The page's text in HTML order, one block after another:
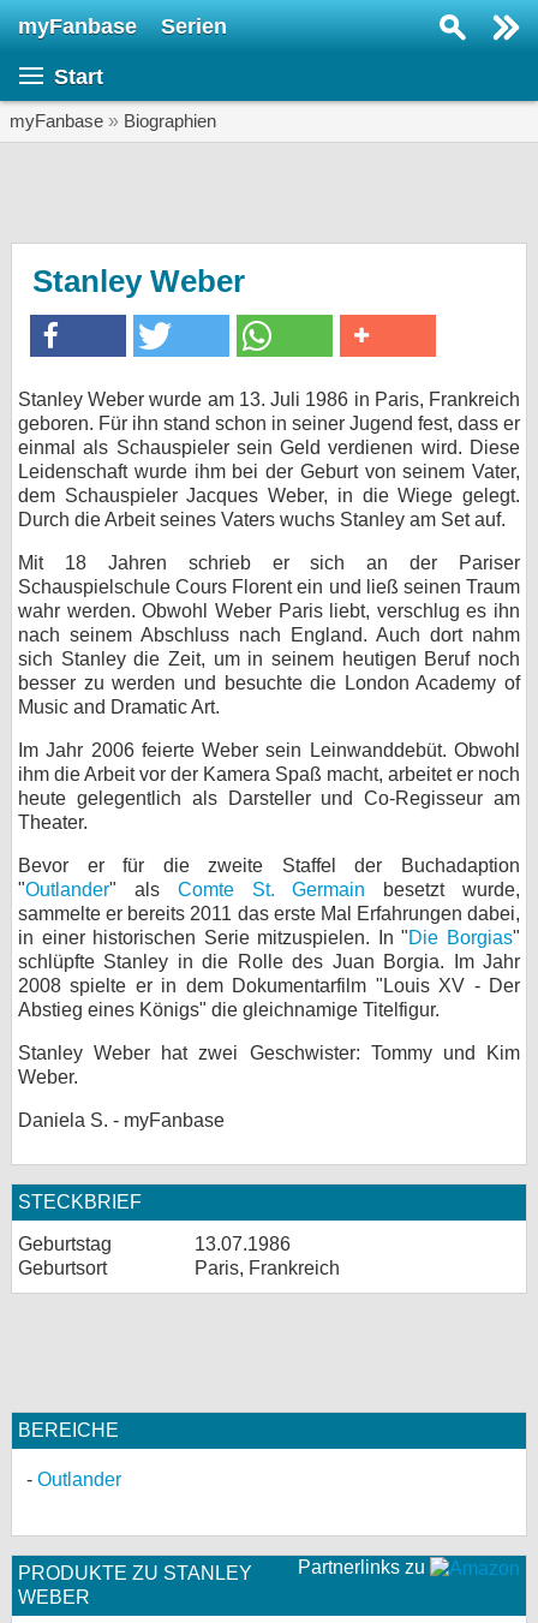
myFanbase Serien
Start
myFanbase » Biographien
Stanley Weber
Stanley Weber wurde am 13. Juli 1986 in Paris, Frankreich
geboren. Für ihn stand schon in seiner Jugend fest, dass er
einmal als Schauspieler sein Geld verdienen wird. Diese
Leidenschaft wurde ihm bei der Geburt von seinem Vater,
dem Schauspieler Jacques Weber, in die Wiege gelegt.
Durch die Arbeit seines Vaters wuchs Stanley am Set auf.
Mit 18 Jahren schrieb er sich an der Pariser
Schauspielschule Cours Florent ein und ließ seinen Traum
wahr werden. Obwohl Weber Paris liebt, verschlug es ihn
nach seinem Abschluss nach England. Auch dort nahm
sich Stanley die Zeit, um in seinem heutigen Beruf noch
besser zu werden und besuchte die London Academy of
Music and Dramatic Art.
Im Jahr 2006 feierte Weber sein Leinwanddebüt. Obwohl
ihm die Arbeit vor der Kamera Spaß macht, arbeitet er noch
heute gelegentlich als Darsteller und Co-Regisseur am
Theater.
Bevor er für die zweite Staffel der Buchadaption
"Outlander" als Comte St. Germain besetzt wurde,
sammelte er bereits 2011 das erste Mal Erfahrungen dabei,
in einer historischen Serie mitzuspielen. In "Die Borgias"
schlüpfte Stanley in die Rolle des Juan Borgia. Im Jahr
2008 spielte er in dem Dokumentarfilm "Louis XV - Der
Abstieg eines Königs" die gleichnamige Titelfigur.
Stanley Weber hat zwei Geschwister: Tommy und Kim
Weber.
Daniela S. - myFanbase
STECKBRIEF
Geburtstag
13.07.1986
Geburtsort
Paris, Frankreich
BEREICHE
Outlander
Partnerlinks zu
PRODUKTE ZU STANLEY
WEBER
Veranstaltungen
KULTUR
Specials
SERVICE
Gewinnspiele
Forum
bei X
bei Facebook
Nutzungsbedingungen
Datenschutz
Cookie-Einstellungen
Impressum
Desktop-Ansicht
myFanbase